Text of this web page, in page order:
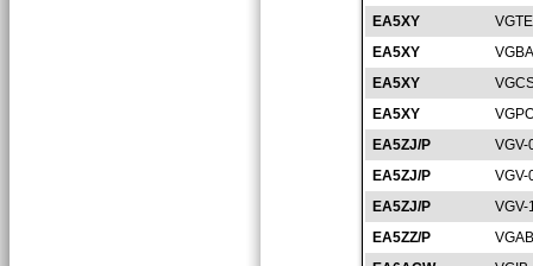
EA5XY
EA5XY
EA5XY
EA5XY
EA5ZJ/P
VGV-
EA5ZJ/P
VGV-
EA5ZJ/P
VGV-
EA5ZZ/P